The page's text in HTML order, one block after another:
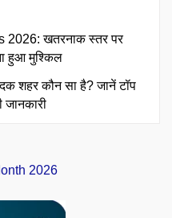
खतरनाक स्तर पर
हुआ मुश्किल
शहर कौन सा है? जानें टॉप
जानकारी